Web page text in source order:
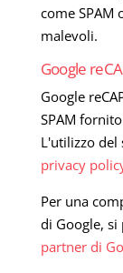
come
malevoli.
Google
Google
SPAM
L'utilizzo del
privacy
Per una
di Google, si
partner di